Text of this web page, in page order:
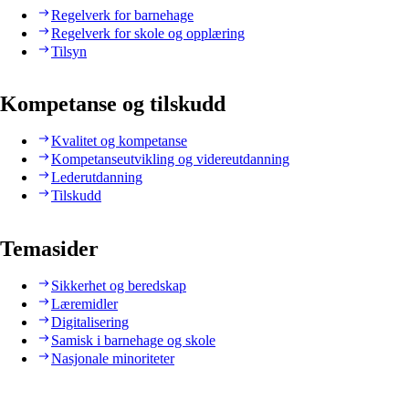
Regelverk for barnehage
Regelverk for skole og opplæring
Tilsyn
Kompetanse og tilskudd
Kvalitet og kompetanse
Kompetanseutvikling og videreutdanning
Lederutdanning
Tilskudd
Temasider
Sikkerhet og beredskap
Læremidler
Digitalisering
Samisk i barnehage og skole
Nasjonale minoriteter